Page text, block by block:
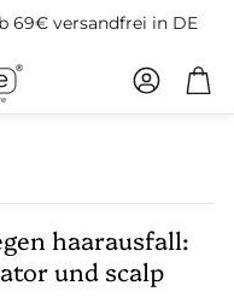
69€ versandfrei in DE
账户 购
haarausfall:
und scalp